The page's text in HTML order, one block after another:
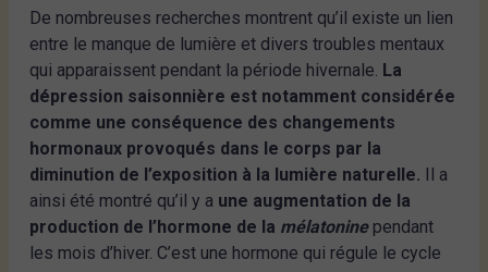
De nombreuses recherches montrent qu’il existe un lien
entre le manque de lumière et divers troubles mentaux
qui apparaissent pendant la période hivernale. La
dépression saisonnière est notamment considérée
comme une conséquence des changements
hormonaux provoqués dans le corps par la
diminution de l’exposition à la lumière naturelle. Il a
ainsi été montré qu’il y a une augmentation de la
production de l’hormone de la mélatoninependant
les mois d’hiver. C’est une hormone qui régule le cycle